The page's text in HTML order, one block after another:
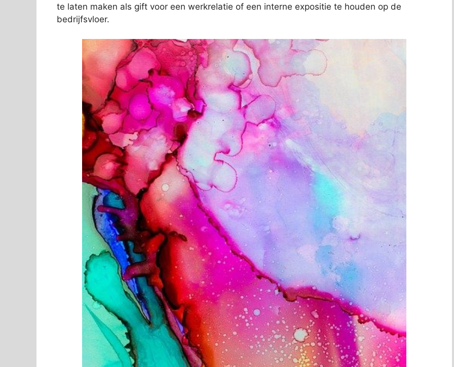
te laten maken als gift voor een werkrelatie of een interne expositie te houden op de
bedrijfsvloer.